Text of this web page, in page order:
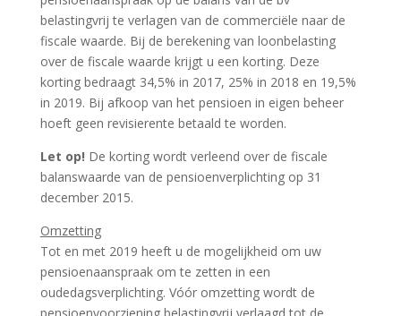
belastingvrij te verlagen van de commerciële naar de
fiscale waarde. Bij de berekening van loonbelasting
over de fiscale waarde krijgt u een korting. Deze
korting bedraagt 34,5% in 2017, 25% in 2018 en 19,5%
in 2019. Bij afkoop van het pensioen in eigen beheer
hoeft geen revisierente betaald te worden.
Let op! De korting wordt verleend over de fiscale
balanswaarde van de pensioenverplichting op 31
december 2015.
Omzetting
Tot en met 2019 heeft u de mogelijkheid om uw
pensioenaanspraak om te zetten in een
oudedagsverplichting. Vóór omzetting wordt de